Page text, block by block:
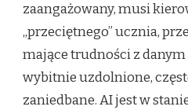
zaangażowany, musi
„przeciętnego” ucznia,
mające trudności z danym
wybitnie uzdolnione,
zaniedbane. AI jest w